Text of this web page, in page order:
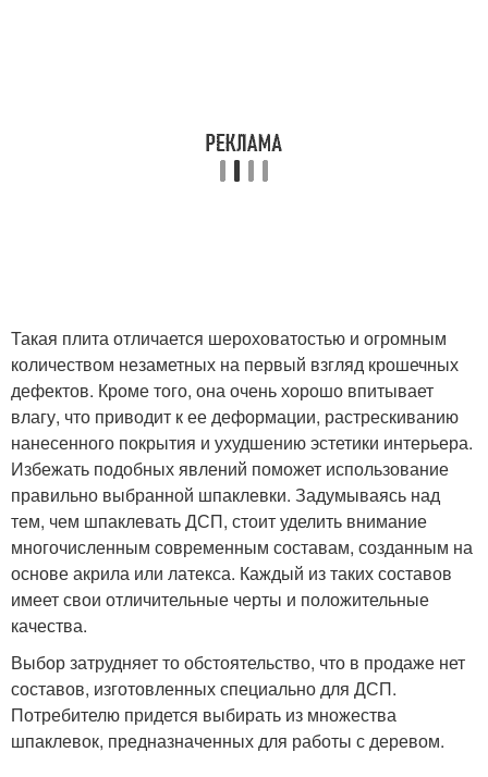
Такая плита отличается шероховатостью и огромным
количеством незаметных на первый взгляд крошечных
дефектов. Кроме того, она очень хорошо впитывает
влагу, что приводит к ее деформации, растрескиванию
нанесенного покрытия и ухудшению эстетики интерьера.
Избежать подобных явлений поможет использование
правильно выбранной шпаклевки. Задумываясь над
тем, чем шпаклевать ДСП, стоит уделить внимание
многочисленным современным составам, созданным на
основе акрила или латекса. Каждый из таких составов
имеет свои отличительные черты и положительные
качества.
Выбор затрудняет то обстоятельство, что в продаже нет
составов, изготовленных специально для ДСП.
Потребителю придется выбирать из множества
шпаклевок, предназначенных для работы с деревом.